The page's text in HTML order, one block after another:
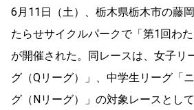
6月11日（土）、栃木県栃木市の藤
たらせサイクルパークで「第1回わた
が開催された。同レースは、女子リ
グ（Qリーグ）」、中学生リーグ「
グ（Nリーグ）」の対象レースとし